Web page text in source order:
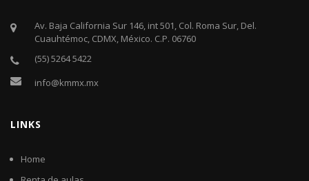
Av. Baja California Sur 146, int 501, Col. Roma Sur, Del.
Cuauhtémoc, CDMX, México. C.P. 06760​
(55) 5264 5422
info@kmmx.mx
LINKS
Home